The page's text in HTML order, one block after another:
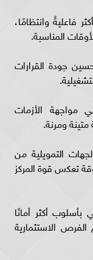
فاعليةً وانتظامًا،
المناسبة.
جودة القرارات
مواجهة الأزمات
ومرنة.
التمويلية من
تعكس قوة المركز
أكثر أمانًا
الاستثمارية